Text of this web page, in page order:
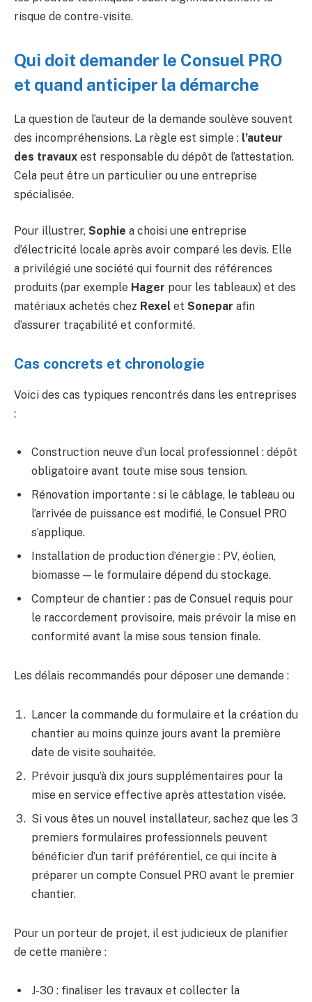
risque de contre-visite.
Qui doit demander le Consuel PRO
et quand anticiper la démarche
La question de l’auteur de la demande soulève souvent
des incompréhensions. La règle est simple : l’auteur
des travaux est responsable du dépôt de l’attestation.
Cela peut être un particulier ou une entreprise
spécialisée.
Pour illustrer, Sophie a choisi une entreprise
d’électricité locale après avoir comparé les devis. Elle
a privilégié une société qui fournit des références
produits (par exemple Hager pour les tableaux) et des
matériaux achetés chez Rexel et Sonepar afin
d’assurer traçabilité et conformité.
Cas concrets et chronologie
Voici des cas typiques rencontrés dans les entreprises
:
Construction neuve d’un local professionnel : dépôt
obligatoire avant toute mise sous tension.
Rénovation importante : si le câblage, le tableau ou
l’arrivée de puissance est modifié, le Consuel PRO
s’applique.
Installation de production d’énergie : PV, éolien,
biomasse — le formulaire dépend du stockage.
Compteur de chantier : pas de Consuel requis pour
le raccordement provisoire, mais prévoir la mise en
conformité avant la mise sous tension finale.
Les délais recommandés pour déposer une demande :
Lancer la commande du formulaire et la création du
chantier au moins quinze jours avant la première
date de visite souhaitée.
Prévoir jusqu’à dix jours supplémentaires pour la
mise en service effective après attestation visée.
Si vous êtes un nouvel installateur, sachez que les 3
premiers formulaires professionnels peuvent
bénéficier d’un tarif préférentiel, ce qui incite à
préparer un compte Consuel PRO avant le premier
chantier.
Pour un porteur de projet, il est judicieux de planifier
de cette manière :
J-30 : finaliser les travaux et collecter la